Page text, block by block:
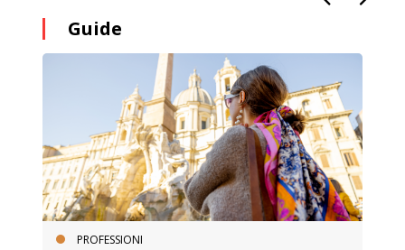
Guide
PROFESSIONI